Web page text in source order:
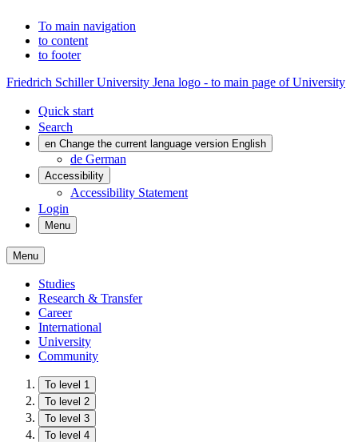
To main navigation
to content
to footer
Friedrich Schiller University Jena logo - to main page of University
Quick start
Search
en Change the current language version English
de German
Accessibility
Accessibility Statement
Login
Menu
Menu
Studies
Research & Transfer
Career
International
University
Community
To level 1
To level 2
To level 3
To level 4